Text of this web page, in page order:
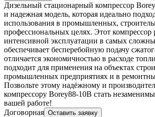
Дизельный стационарный компрессор
и надежная модель, которая идеально
использования в промышленных,
профессиональных целях. Этот компрессор
интенсивной эксплуатации в самых
обеспечивает бесперебойную подачу
отличается экономичностью в расходе
подходит для применения на объектах
промышленных предприятиях и в
Позвольте этому надёжному и
компрессору Borey88-10B стать
вашей работе!
Договорная Оставить заявку